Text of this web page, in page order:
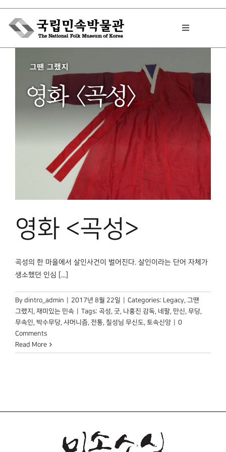
Skip
content
Toggle
박물관에서는
민속이야기
박물관 홈페이지
영화 <곡성>
곡성의 한 마을에서 살인사건이 벌어진다. 살인이라는 단어 자체가
생소했던 인심 [...]
By dintro_admin 2017년 8월 22일 Categories: Legacy, 그땐
그랬지 , 재미있는 민속 Tags: 곡성, 굿, 나홍진 감독, 네팔, 만신, 무당,
무속인, 박수무당, 샤머니즘, 전통, 칠성님 무신도, 토속신앙
0
Comments
Read More